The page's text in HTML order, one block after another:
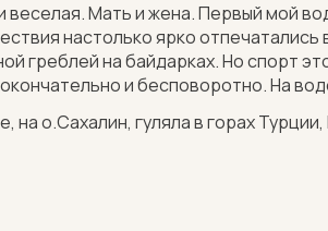
Мать и жена. Первый мой
настолько ярко
греблей на байдарках. Но спорт
и бесповоротно. На
о.Сахалин, гуляла в горах